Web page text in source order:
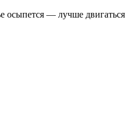
осыпется — лучше двигаться